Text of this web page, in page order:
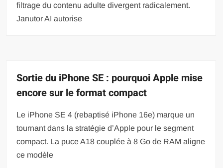
filtrage du contenu adulte divergent radicalement.
Janutor AI autorise
Sortie du iPhone SE : pourquoi Apple mise
encore sur le format compact
Le iPhone SE 4 (rebaptisé iPhone 16e) marque un
tournant dans la stratégie d’Apple pour le segment
compact. La puce A18 couplée à 8 Go de RAM aligne
ce modèle